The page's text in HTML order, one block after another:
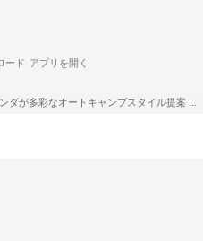
ード アプリを開く
新型「CR-V」でデイキャンプはいかが？ ホンダが多彩なオートキャンプスタイル提案 仙台